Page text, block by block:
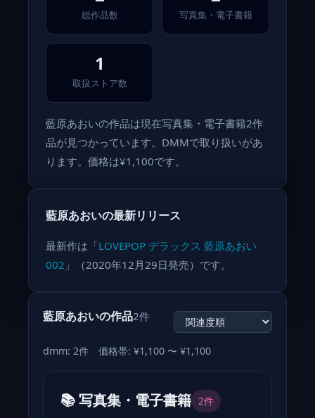
総作品数 写真集・電子書籍
1
取扱ストア数
藍原あおいの作品は現在写真集・電子書籍2作
品が見つかっています。DMMで取り扱いがあ
ります。価格は¥1,100です。
藍原あおいの最新リリース
最新作は「LOVEPOP デラックス 藍原あおい
002 」（2020年12月29日発売）です。
藍原あおいの作品2件
dmm: 2件 価格帯: ¥1,100 〜 ¥1,100
📚 写真集・電子書籍 2件